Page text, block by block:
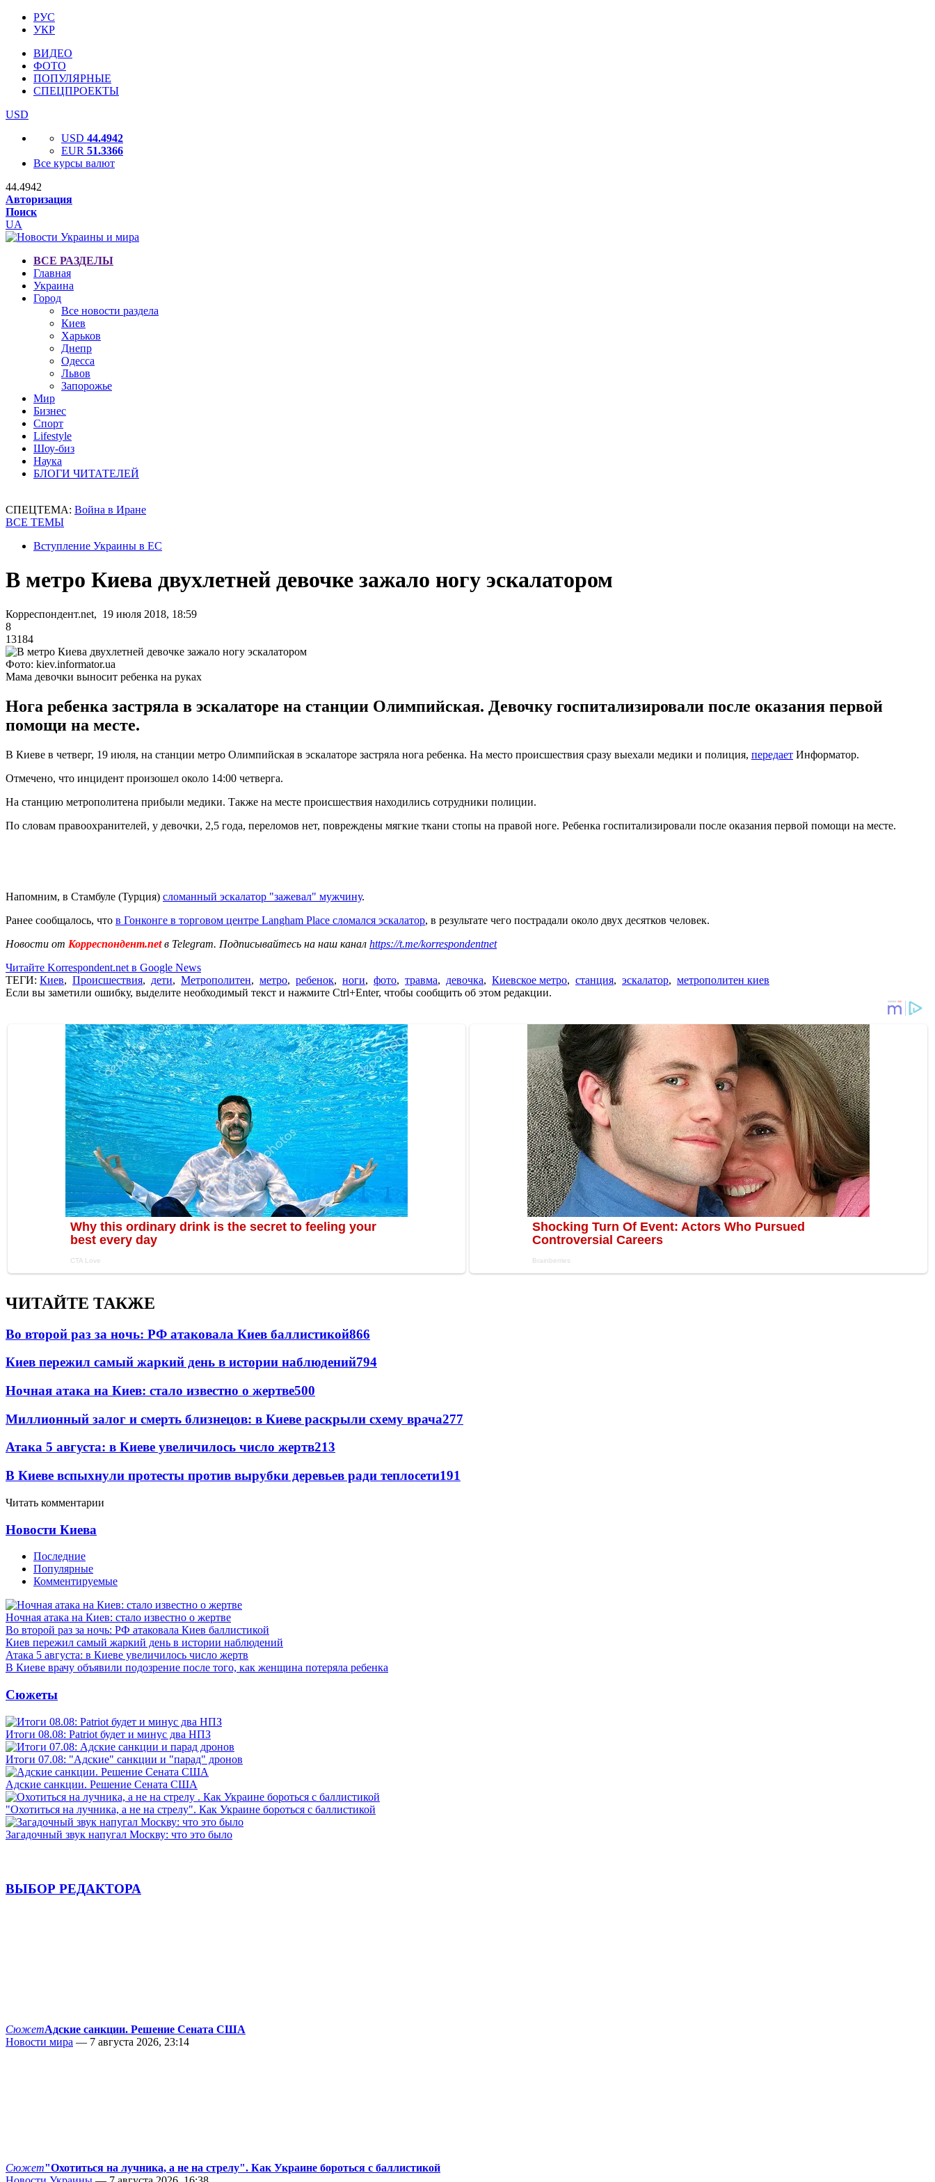
РУС
УКР
ВИДЕО
ФОТО
ПОПУЛЯРНЫЕ
СПЕЦПРОЕКТЫ
USD
USD 44.4942
EUR 51.3366
Все курсы валют
44.4942
Авторизация
Поиск
UA
ВСЕ РАЗДЕЛЫ
Главная
Украина
Город
Все новости раздела
Киев
Харьков
Днепр
Одесса
Львов
Запорожье
Мир
Бизнес
Спорт
Lifestyle
Шоу-биз
Наука
БЛОГИ ЧИТАТЕЛЕЙ
СПЕЦТЕМА: Война в Иране
ВСЕ ТЕМЫ
Вступление Украины в ЕС
В метро Киева двухлетней девочке зажало ногу эскалатором
Корреспондент.net, 19 июля 2018, 18:59
8
13184
Фото: kiev.informator.ua
Мама девочки выносит ребенка на руках
Нога ребенка застряла в эскалаторе на станции Олимпийская. Девочку госпитализировали после оказания первой
помощи на месте.
В Киеве в четверг, 19 июля, на станции метро Олимпийская в эскалаторе застряла нога ребенка. На место происшествия сразу выехали медики и полиция, передает Информатор.
Отмечено, что инцидент произошел около 14:00 четверга.
На станцию ​​метрополитена прибыли медики. Также на месте происшествия находились сотрудники полиции.
По словам правоохранителей, у девочки, 2,5 года, переломов нет, повреждены мягкие ткани стопы на правой ноге. Ребенка госпитализировали после оказания первой помощи на месте.
Напомним, в Стамбуле (Турция) сломанный эскалатор "зажевал" мужчину.
Ранее сообщалось, что в Гонконге в торговом центре Langham Place сломался эскалатор, в результате чего пострадали около двух десятков человек.
Новости от Корреспондент.netв Telegram. Подписывайтесь на наш канал https://t.me/korrespondentnet
Читайте Korrespondent.net в Google News
ТЕГИ: Киев, Происшествия, дети, Метрополитен, метро, ребенок, ноги, фото, травма, девочка, Киевское метро, станция, эскалатор, метрополитен киев
Если вы заметили ошибку, выделите необходимый текст и нажмите Ctrl+Enter, чтобы сообщить об этом редакции.
ЧИТАЙТЕ ТАКЖЕ
Во второй раз за ночь: РФ атаковала Киев баллистикой866
Киев пережил самый жаркий день в истории наблюдений794
Ночная атака на Киев: стало известно о жертве500
Миллионный залог и смерть близнецов: в Киеве раскрыли схему врача277
Атака 5 августа: в Киеве увеличилось число жертв213
В Киеве вспыхнули протесты против вырубки деревьев ради теплосети191
Читать комментарии
Новости Киева
Последние
Популярные
Комментируемые
Ночная атака на Киев: стало известно о жертве
Во второй раз за ночь: РФ атаковала Киев баллистикой
Киев пережил самый жаркий день в истории наблюдений
Атака 5 августа: в Киеве увеличилось число жертв
В Киеве врачу объявили подозрение после того, как женщина потеряла ребенка
Сюжеты
Итоги 08.08: Patriot будет и минус два НПЗ
Итоги 07.08: "Адские" санкции и "парад" дронов
Адские санкции. Решение Сената США
"Охотиться на лучника, а не на стрелу". Как Украине бороться с баллистикой
Загадочный звук напугал Москву: что это было
ВЫБОР РЕДАКТОРА
СюжетАдские санкции. Решение Сената США
Новости мира — 7 августа 2026, 23:14
Сюжет"Охотиться на лучника, а не на стрелу". Как Украине бороться с баллистикой